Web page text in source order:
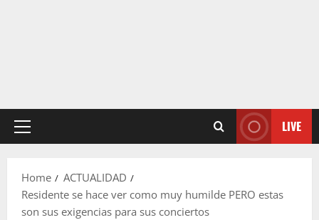
Primary
LIVE
Home
ACTUALIDAD
Residente se hace ver como muy humilde PERO estas
son sus exigencias para sus conciertos